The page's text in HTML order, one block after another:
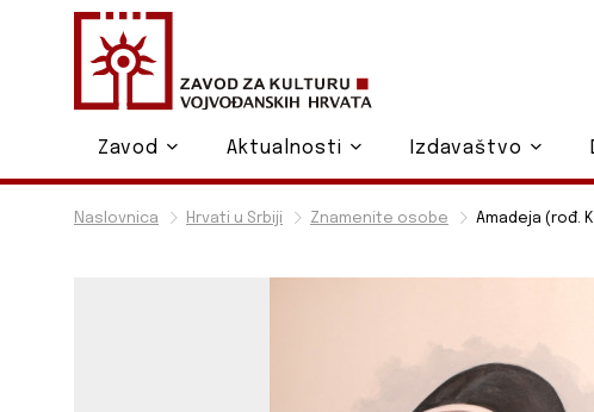
Naslovnica Hrvati u Srbiji Znamenite osobe Amadeja (rođ.
Zavod Aktualnosti Izdavaštvo